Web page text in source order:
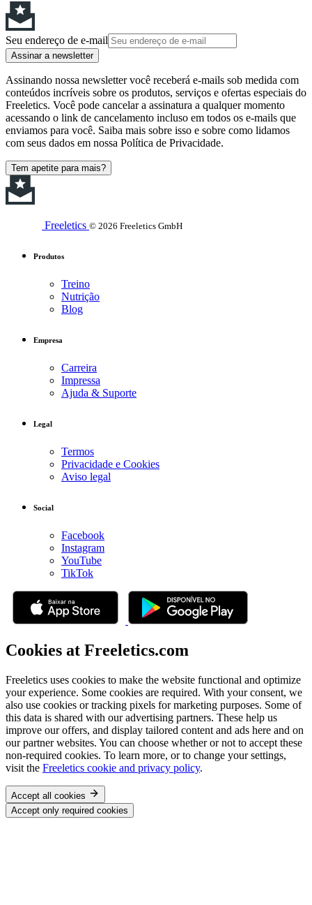
Seu endereço de e-mail
Assinar a newsletter
Assinando nossa newsletter você receberá e-mails sob medida com
conteúdos incríveis sobre os produtos, serviços e ofertas especiais do
Freeletics. Você pode cancelar a assinatura a qualquer momento
acessando o link de cancelamento incluso em todos os e-mails que
enviamos para você. Saiba mais sobre isso e sobre como lidamos
com seus dados em nossa Política de Privacidade.
Tem apetite para mais?
Freeletics © 2026 Freeletics GmbH
Produtos
Treino
Nutrição
Blog
Empresa
Carreira
Impressa
Ajuda & Suporte
Legal
Termos
Privacidade e Cookies
Aviso legal
Social
Facebook
Instagram
YouTube
TikTok
Cookies at Freeletics.com
Freeletics uses cookies to make the website functional and optimize
your experience. Some cookies are required. With your consent, we
also use cookies or tracking pixels for marketing purposes. Some of
this data is shared with our advertising partners. These help us
improve our offers, and display tailored content and ads here and on
our partner websites. You can choose whether or not to accept these
non-required cookies. To learn more, or to change your settings,
visit the Freeletics cookie and privacy policy.
Accept all cookies
Accept only required cookies